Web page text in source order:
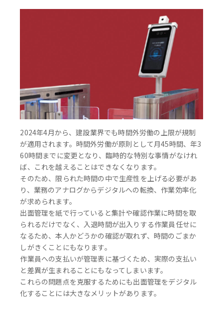
2024年4月から、建設業界でも時間外労働の上限が規制
が適用されます。時間外労働が原則として月45時間、年3
60時間までに変更となり、臨時的な特別な事情がなけれ
ば、これを越えることはできなくなります。
そのため、限られた時間の中で生産性を上げる必要があ
り、業務のアナログからデジタルへの転換、作業効率化
が求められます。
出面管理を紙で行っていると集計や確認作業に時間を取
られるだけでなく、入退時間が出入りする作業員任せに
なるため、本人かどうかの確認が取れず、時間のごまか
しがきくことにもなります。
作業員への支払いが管理表に基づくため、実際の支払い
と差異が生まれることにもなってしまいます。
これらの問題点を克服するためにも出面管理をデジタル
化することには大きなメリットがあります。